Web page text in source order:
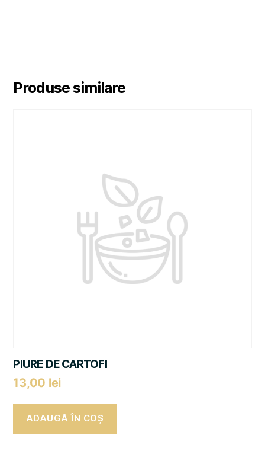
Produse similare
PIURE DE CARTOFI
13,00 lei
ADAUGĂ ÎN COȘ